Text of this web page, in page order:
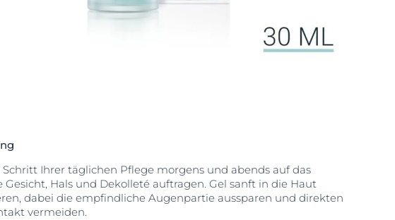
Schritt Ihrer täglichen Pflege morgens und abends auf das
Gesicht, Hals und Dekolleté auftragen. Gel sanft in die Haut
dabei die empfindliche Augenpartie aussparen und direkten
vermeiden.